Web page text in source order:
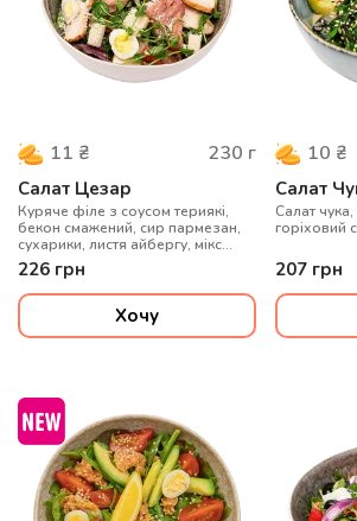
11 ₴ 230 г
Салат Цезар
Куряче філе з соусом териякі,
бекон смажений, сир пармезан,
сухарики, листя айбергу, мікс
салату, яйце перепелине,
помідори чері, соус цезар,
мікрогрін
226 грн
Хочу
10 ₴
Салат
Салат чука,
горіховий
207 грн